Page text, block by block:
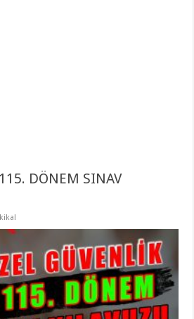
DÖNEM SINAV